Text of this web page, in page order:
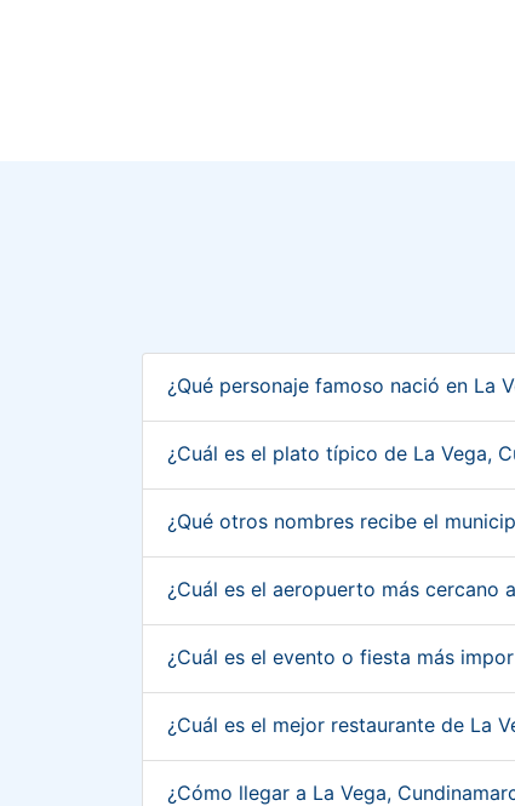
¿Qué personaje famoso nació en La
¿Cuál es el plato típico de La Vega,
¿Qué otros nombres recibe el
¿Cuál es el aeropuerto más cercano
¿Cuál es el evento o fiesta más
¿Cuál es el mejor restaurante de La
¿Cómo llegar a La Vega,